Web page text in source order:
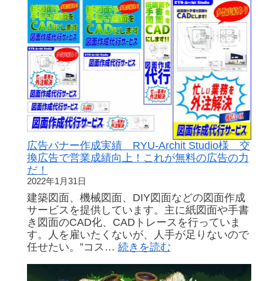
業
復
活
支
援
金 申
請
の
や
り
方・
実
際
に
申
請
し
て
み
た
結
果
広告バナー作成実績 RYU-Archit Studio様 交
換広告で営業成績向上！これが無料の広告の力
だ！
2022年1月31日
建築図面、機械図面、DIY図面などの図面作成
サービスを提供しています。主に紙図面や手書
き図面のCAD化、CADトレースを行っていま
す。人を雇いたくないが、人手が足りないので
任せたい。”コス… 続きを読む:
告